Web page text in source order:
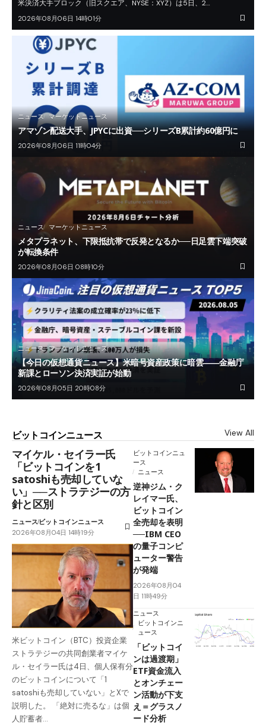
米決済大手ブロック（旧スクエア、NYSE：XYZ）は5日、2…
2026年08月06日 14時01分
ニュース マーケットニュース
アマゾン配送大手、JPYCに出資──シリーズB累計約60億円に
2026年08月06日 11時04分
ニュース マーケットニュース
メタプラネット、下限抵抗帯で反発となるか──日足雲下端突破
が転換条件
2026年08月06日 08時10分
ニュース マーケットニュース
【今日の仮想通貨ニュース】米暗号資産政策に暗雲――金融庁
新課とローソン決済実証が始動
2026年08月05日 20時08分
ビットコインニュース View All
マイケル・セイラー氏
「ビットコインを1
satoshiも売却していな
い」──ストラテジーの方
針と区別
ニュースビットコインニュース
2026年08月04日 14時19分
米ビットコイン（BTC）投資企業
ストラテジーの共同創業者マイケ
ル・セイラー氏は4日、個人保有分
のビットコインについて「1
satoshiも売却していない」とXで
説明した。 「絶対に売るな」は個
人貯蓄者…
ビットコインニュ
ース
ニュース
逆神ジム・ク
レイマー氏、
ビットコイン
全売却を表明
──IBM CEO
の量子コンピ
ューター警告
が発端
2026年08月04
日 11時49分
ニュース
ビットコインニ
ュース
「ビットコイ
ンは過渡期」
ETF資金流入
とオンチェー
ン活動が下支
え＝グラスノ
ード分析